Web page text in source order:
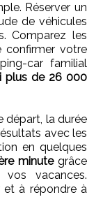
Réserver un
de véhicules
Comparez les
confirmer votre
car familial
plus de 26 000
départ, la durée
avec les
en quelques
minutegrâce
vacances.
et à répondre à